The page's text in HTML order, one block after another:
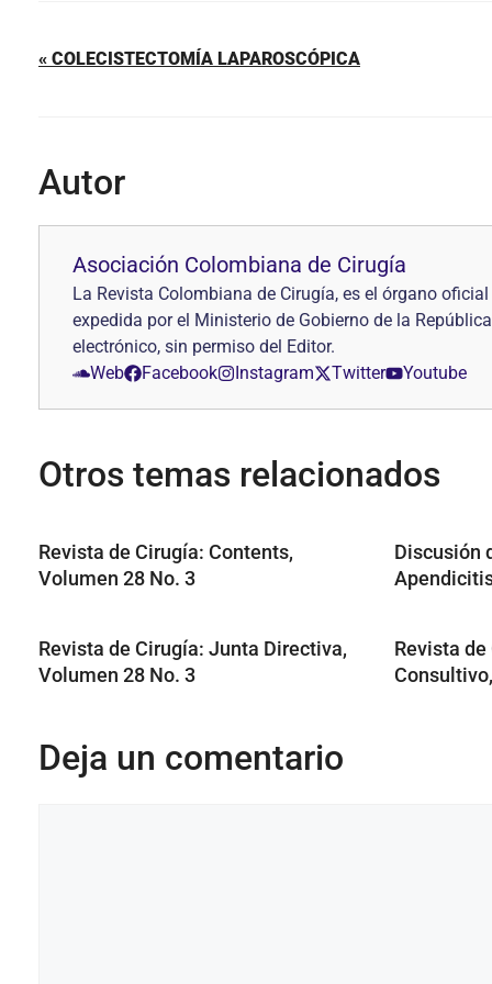
« COLECISTECTOMÍA LAPAROSCÓPICA
Autor
Asociación Colombiana de Cirugía
La Revista Colombiana de Cirugía, es el órgano
expedida por el Ministerio de Gobierno de la
electrónico, sin permiso del Editor.
Web
Facebook Instagram Twitter Youtube
Otros temas relacionados
Revista de Cirugía: Contents,
Volumen 28 No. 3
Discusión
Revista de Cirugía: Junta Directiva,
Volumen 28 No. 3
Revista
Deja un comentario